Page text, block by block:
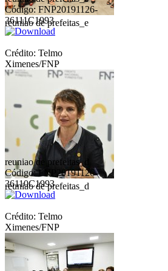
reuniao de prefeitas_e
Código: FNP20191126-
36111C1993
Crédito: Telmo
Ximenes/FNP
reuniao de prefeitas_d
reuniao de prefeitas_d
Código: FNP20191126-
36110C1993
Crédito: Telmo
Ximenes/FNP